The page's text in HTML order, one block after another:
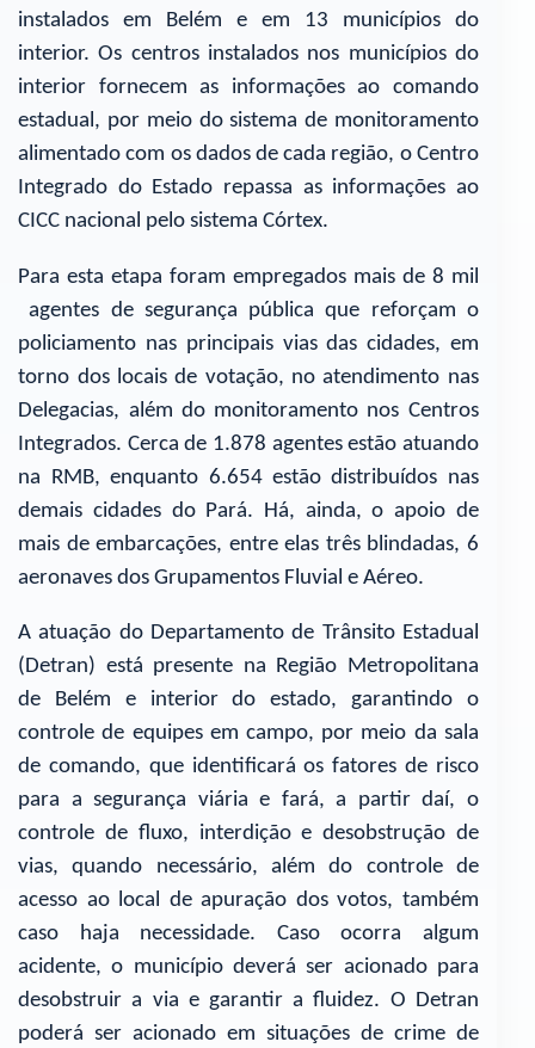
instalados em Belém e em 13 municípios do
interior. Os centros instalados nos municípios do
interior fornecem as informações ao comando
estadual, por meio do sistema de monitoramento
alimentado com os dados de cada região, o Centro
Integrado do Estado repassa as informações ao
CICC nacional pelo sistema Córtex.
Para esta etapa foram empregados mais de 8 mil
agentes de segurança pública que reforçam o
policiamento nas principais vias das cidades, em
torno dos locais de votação, no atendimento nas
Delegacias, além do monitoramento nos Centros
Integrados. Cerca de 1.878 agentes estão atuando
na RMB, enquanto 6.654 estão distribuídos nas
demais cidades do Pará. Há, ainda, o apoio de
mais de embarcações, entre elas três blindadas, 6
aeronaves dos Grupamentos Fluvial e Aéreo.
A atuação do Departamento de Trânsito Estadual
(Detran) está presente na Região Metropolitana
de Belém e interior do estado, garantindo o
controle de equipes em campo, por meio da sala
de comando, que identificará os fatores de risco
para a segurança viária e fará, a partir daí, o
controle de fluxo, interdição e desobstrução de
vias, quando necessário, além do controle de
acesso ao local de apuração dos votos, também
caso haja necessidade. Caso ocorra algum
acidente, o município deverá ser acionado para
desobstruir a via e garantir a fluidez. O Detran
poderá ser acionado em situações de crime de